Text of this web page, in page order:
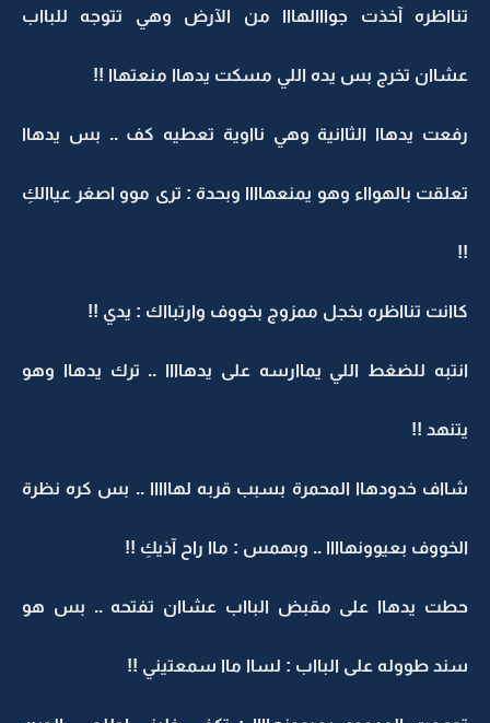
تنااظره آخذت جوااالهااا من الآرض وهي تتوجه للبااب
عشاان تخرج بس يده اللي مسكت يدهاا منعتهاا !!
رفعت يدهاا الثاانية وهي نااوية تعطيه كف .. بس يدهاا
تعلقت بالهوااء وهو يمنعهاااا وبحدة : ترى موو اصغر عياالكِ
!!
كاانت تنااظره بخجل ممزوج بخووف وارتبااك : يدي !!
انتبه للضغط اللي يماارسه على يدهاااا .. ترك يدهاا وهو
يتنهد !!
شااف خدودهاا المحمرة بسبب قربه لهااااا .. بس كره نظرة
الخووف بعيوونهاااا .. وبهمس : ماا راح آذيكِ !!
حطت يدهاا على مقبض البااب عشاان تفتحه .. بس هو
سند طووله على البااب : لساا ماا سمعتيني !!